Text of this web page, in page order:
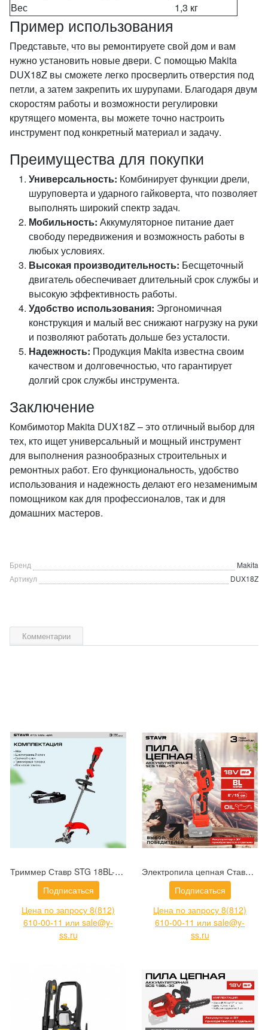
Вес
1,3 кг
Пример использования
Представьте, что вы ремонтируете свой дом и вам
нужно установить новые двери. С помощью Makita
DUX18Z вы сможете легко просверлить отверстия под
петли, а затем закрепить их шурупами. Благодаря двум
скоростям работы и возможности регулировки
крутящего момента, вы можете точно настроить
инструмент под конкретный материал и задачу.
Преимущества для покупки
Универсальность: Комбинирует функции дрели,
шуруповерта и ударного гайковерта, что позволяет
выполнять широкий спектр задач.
Мобильность: Аккумуляторное питание дает
свободу передвижения и возможность работы в
любых условиях.
Высокая производительность: Бесщеточный
двигатель обеспечивает длительный срок службы и
высокую эффективность работы.
Удобство использования: Эргономичная
конструкция и малый вес снижают нагрузку на руки
и позволяют работать дольше без усталости.
Надежность: Продукция Makita известна своим
качеством и долговечностью, что гарантирует
долгий срок службы инструмента.
Заключение
Комбимотор Makita DUX18Z – это отличный выбор для
тех, кто ищет универсальный и мощный инструмент
для выполнения разнообразных строительных и
ремонтных работ. Его функциональность, удобство
использования и надежность делают его незаменимым
помощником как для профессионалов, так и для
домашних мастеров.
Бренд
Makita
Артикул
DUX18Z
Комментарии
Триммер Ставр STG 18BL-42S (9060200036)
Подписаться
Цена по запросу 8(812)
610-00-11 или sale@y-
ss.ru
Электропила цепная Ставр SCS 18BL-15 (9060100030)
Подписаться
Цена по запросу 8(812)
610-00-11 или sale@y-
ss.ru